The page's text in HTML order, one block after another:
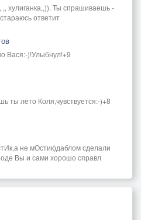
хулиганка,,)). Ты спрашиваешь -
ответит
Вася:-)!Улыбнул!+9
ты лето Коля,чувствуется:-)+8
не мОстик)даблом сделали
Вы и сами хорошо справл